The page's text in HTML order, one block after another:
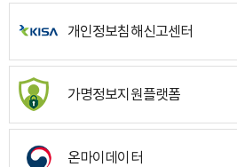
개인정보침해신고센터
가명정보지원플랫폼
온마이데이터